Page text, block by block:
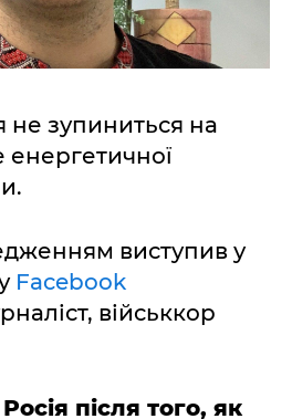
не зупиниться на
виступив у
Facebook
військкор
після того, як